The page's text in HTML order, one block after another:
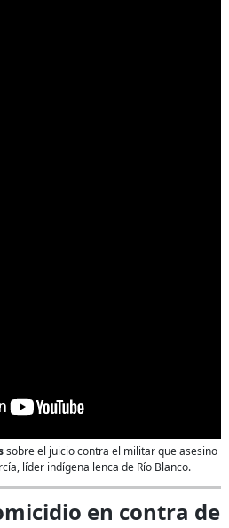
sobre el juicio contra el militar que asesino
líder indígena lenca de Río Blanco.
en contra de